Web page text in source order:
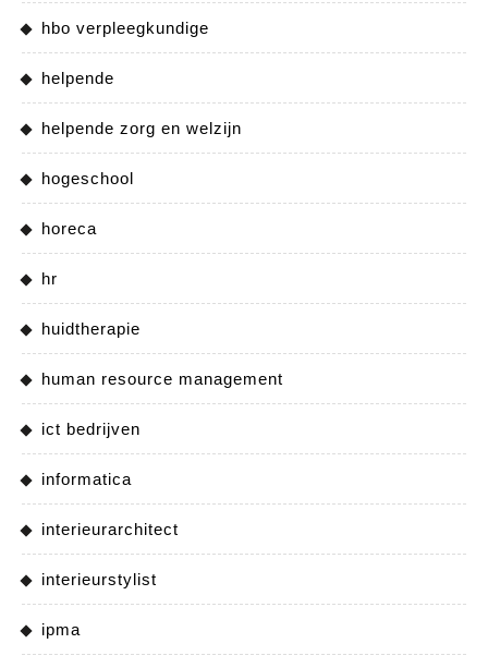
hbo verpleegkundige
helpende
helpende zorg en welzijn
hogeschool
horeca
hr
huidtherapie
human resource management
ict bedrijven
informatica
interieurarchitect
interieurstylist
ipma